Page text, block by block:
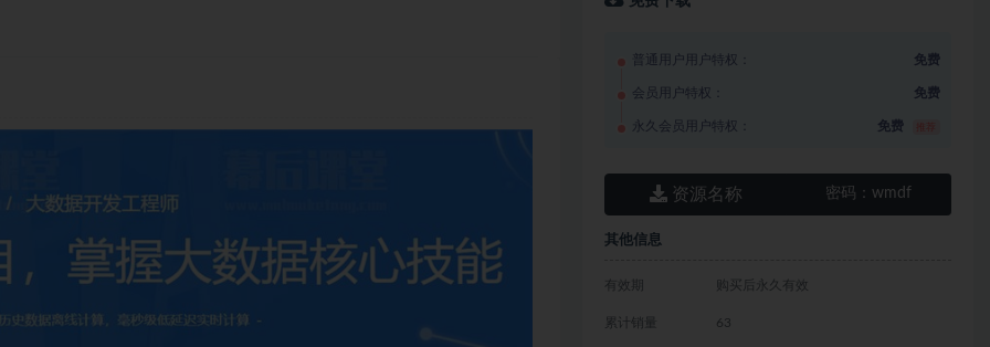
普通用户用户特权： 免费
会员用户特权： 免费
永久会员用户特权： 免费
资源名称 密码： wmdf
其他信息
有效期 购买后永久有效
累计销量 63